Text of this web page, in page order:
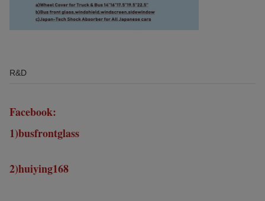
R&D
Facebook:
1)busfrontglass
2)huiying168